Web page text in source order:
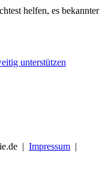
helfen, es bekannter
unterstützen
| Impressum |